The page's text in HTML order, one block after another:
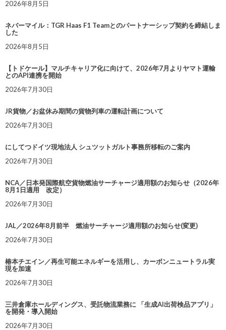
2026年8月5日
ネバーマイル：TGR Haas F1 Teamとのパートナーシップ契約を締結しま
した
2026年8月5日
【トドケール】マルチキャリア化に向けて、2026年7月よりヤマト運輸
とのAPI連携を開始
2026年7月30日
JR貨物／お盆休み期間の貨物列車の運転計画について
2026年7月30日
にしてつドイツ現地法人 シュツットガルト事務所移転のご案内
2026年7月30日
NCA／日本発国際航空貨物燃油サーチャージ適用額のお知らせ（2026年
8月1日適用 改定）
2026年7月30日
JAL／2026年8月前半 燃油サーチャージ適用額のお知らせ(変更)
2026年7月30日
椿本チエイン／再生可能エネルギーを活用し、カーボンニュートラル実
現を加速
2026年7月30日
三井倉庫ホールディングス、受託物流業務に 「生成AI出荷検品アプリ」
を開発・導入開始
2026年7月30日